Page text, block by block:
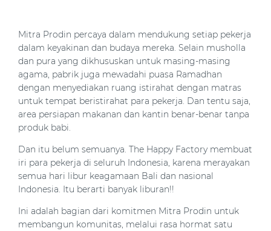
Mitra Prodin percaya dalam mendukung setiap pekerja
dalam keyakinan dan budaya mereka. Selain musholla
dan pura yang dikhususkan untuk masing-masing
agama, pabrik juga mewadahi puasa Ramadhan
dengan menyediakan ruang istirahat dengan matras
untuk tempat beristirahat para pekerja. Dan tentu saja,
area persiapan makanan dan kantin benar-benar tanpa
produk babi.
Dan itu belum semuanya. The Happy Factory membuat
iri para pekerja di seluruh Indonesia, karena merayakan
semua hari libur keagamaan Bali dan nasional
Indonesia. Itu berarti banyak liburan!!
Ini adalah bagian dari komitmen Mitra Prodin untuk
membangun komunitas, melalui rasa hormat satu